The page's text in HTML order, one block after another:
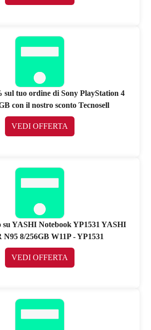
sul tuo ordine di Sony PlayStation 4
con il nostro sconto Tecnosell
VEDI OFFERTA
su YASHI Notebook YP1531 YASHI
8/256GB W11P - YP1531
VEDI OFFERTA